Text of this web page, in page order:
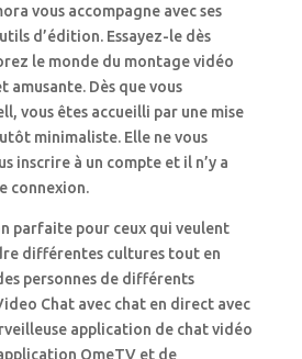
vous accompagne avec ses
d’édition. Essayez-le dès
le monde du montage vidéo
amusante. Dès que vous
vous êtes accueilli par une mise
minimaliste. Elle ne vous
inscrire à un compte et il n’y a
connexion.
parfaite pour ceux qui veulent
différentes cultures tout en
personnes de différents
Chat avec chat en direct avec
application de chat vidéo
OmeTV et de